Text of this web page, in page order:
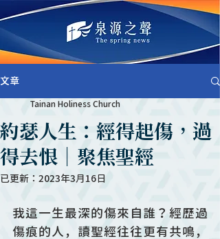
文章
約瑟人生：經得起傷，過
得去恨｜聚焦聖經
Tainan Holiness Church
已更新： 2023年3月16日
我這一生最深的傷來自誰？經歷過
傷痕的人，讀聖經往往更有共鳴，